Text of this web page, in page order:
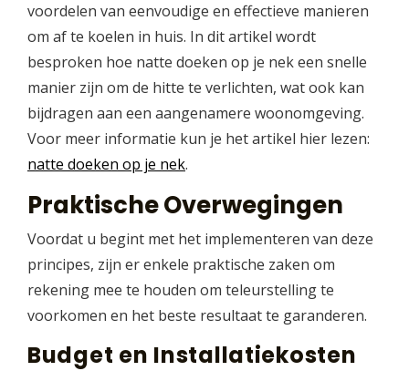
voordelen van eenvoudige en effectieve manieren
om af te koelen in huis. In dit artikel wordt
besproken hoe natte doeken op je nek een snelle
manier zijn om de hitte te verlichten, wat ook kan
bijdragen aan een aangenamere woonomgeving.
Voor meer informatie kun je het artikel hier lezen:
natte doeken op je nek.
Praktische Overwegingen
Voordat u begint met het implementeren van deze
principes, zijn er enkele praktische zaken om
rekening mee te houden om teleurstelling te
voorkomen en het beste resultaat te garanderen.
Budget en Installatiekosten